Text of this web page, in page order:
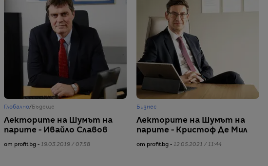
Глобално/Бъдеще
Лекторите на Шумът на
парите - Ивайло Славов
от profit.bg - 19.03.2019 / 07:58
Бизнес
Лекторите на Шумът на
парите - Кристоф Де Мил
от profit.bg - 12.05.2021 / 11:44